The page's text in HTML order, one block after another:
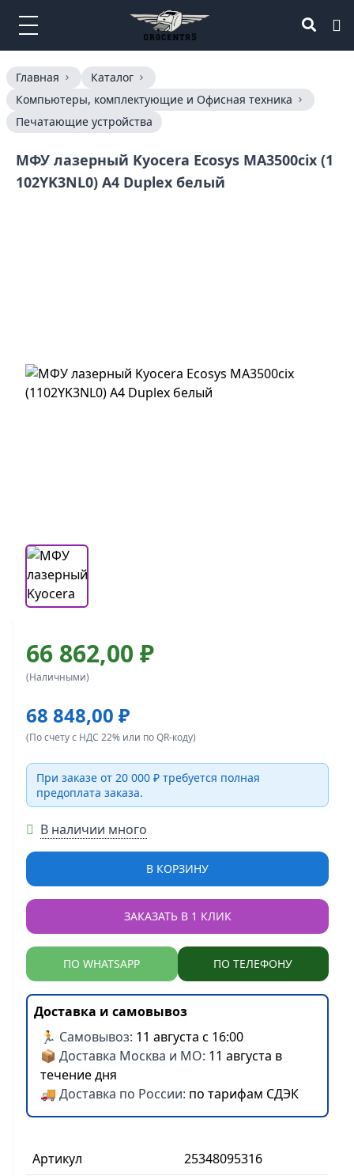
Главная
Каталог
Компьютеры, комплектующие и Офисная техника
Печатающие устройства
МФУ лазерный Kyocera Ecosys MA3500cix (1
102YK3NL0) A4 Duplex белый
Артикул
25348095316
66 862,00 ₽
(Наличными)
68 848,00 ₽
(По счету с НДС 22% или по QR-коду)
При заказе от 20 000 ₽ требуется полная
предоплата заказа.
В наличии много
В КОРЗИНУ
ЗАКАЗАТЬ В 1 КЛИК
ПО WHATSAPP ПО ТЕЛЕФОНУ
Доставка и самовывоз
🏃 Самовывоз: 11 августа с 16:00
📦 Доставка Москва и МО: 11 августа в
течение дня
🚚 Доставка по России: по тарифам СДЭК